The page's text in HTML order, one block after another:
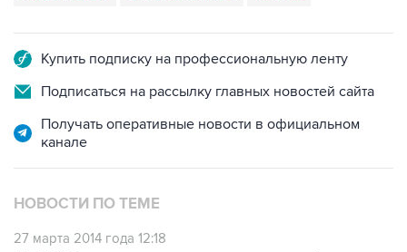
Купить подписку на профессиональную ленту
Подписаться на рассылку главных новостей сайта
Получать оперативные новости в официальном
канале
НОВОСТИ ПО ТЕМЕ
27 марта 2014 года 12:18